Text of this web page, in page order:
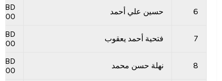
6 حسين علي أحمد
BD
300
7 فتحية أحمد يعقوب
BD
300
8 نهلة حسن محمد
BD
300